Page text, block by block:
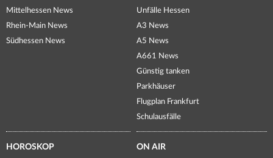
Mittelhessen News
Rhein-Main News
Südhessen News
Unfälle Hessen
A3 News
A5 News
A661 News
Günstig tanken
Parkhäuser
Flugplan Frankfurt
Schulausfälle
HOROSKOP ON AIR